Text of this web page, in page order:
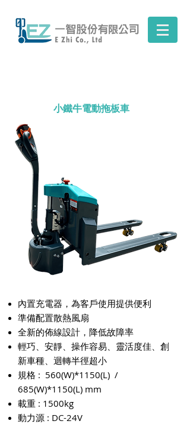
小鐵牛電動拖板車
​內置充電器，為客戶使用提供便利
準備配置散熱風扇
​全新的佈線設計，降低故障率
輕巧、安靜、操作容易、靈活度佳、創
新車種、迴轉半徑超小
規格 : 560(W)*1150(L) /
685(W)*1150(L) mm
載重 : 1500kg
動力源 : DC-24V